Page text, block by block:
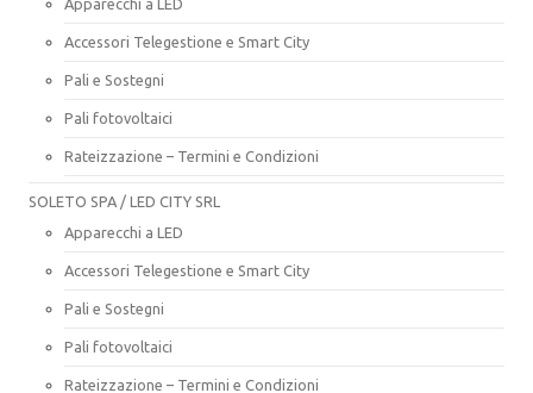
Apparecchi a LED
Accessori Telegestione e Smart City
Pali e Sostegni
Pali fotovoltaici
Rateizzazione – Termini e Condizioni
SOLETO SPA / LED CITY SRL
Apparecchi a LED
Accessori Telegestione e Smart City
Pali e Sostegni
Pali fotovoltaici
Rateizzazione – Termini e Condizioni